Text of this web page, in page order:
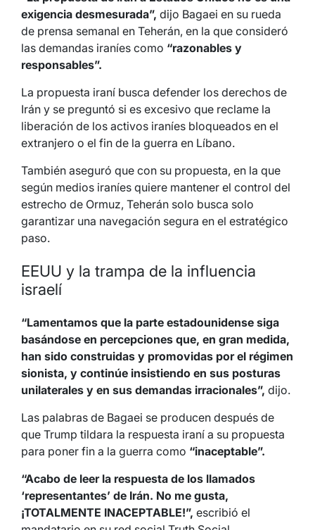
exigencia desmesurada”, dijo Bagaei en su rueda
de prensa semanal en Teherán, en la que consideró
las demandas iraníes como “razonables y
responsables”.
La propuesta iraní busca defender los derechos de
Irán y se preguntó si es excesivo que reclame la
liberación de los activos iraníes bloqueados en el
extranjero o el fin de la guerra en Líbano.
También aseguró que con su propuesta, en la que
según medios iraníes quiere mantener el control del
estrecho de Ormuz, Teherán solo busca solo
garantizar una navegación segura en el estratégico
paso.
EEUU y la trampa de la influencia
israelí
“Lamentamos que la parte estadounidense siga
basándose en percepciones que, en gran medida,
han sido construidas y promovidas por el régimen
sionista, y continúe insistiendo en sus posturas
unilaterales y en sus demandas irracionales”, dijo.
Las palabras de Bagaei se producen después de
que Trump tildara la respuesta iraní a su propuesta
para poner fin a la guerra como “inaceptable”.
“Acabo de leer la respuesta de los llamados
‘representantes’ de Irán. No me gusta,
¡TOTALMENTE INACEPTABLE!”, escribió el